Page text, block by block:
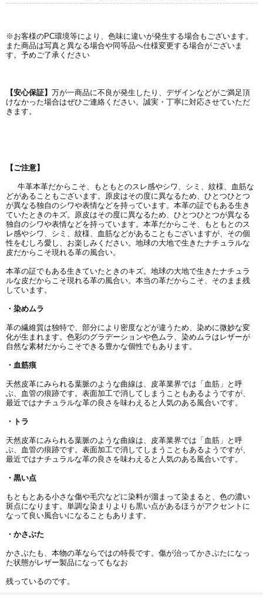
※お客様のPC環境等により、色味に違いが発生する場合もございます。
また商品は写真と異なる場合や同等品へ仕様変更する場合がございま
す。予めご了承ください
【安心保証】 万が一商品に不良が発生したり、デザインなどがご満足頂
けなかった場合はぜひご連絡ください。誠実・丁寧に対応させていただ
きます。
【ご注意】
牛革本革だからこそ、もともとのスレ感やシワ、シミ、紋様、血筋な
どがあることもございます。原皮はその度に異なるため、ひとつひとつ
が異なる独自のシワや表情などを持っています。本革の証でもある生き
ていたときのキズ。原皮はその度に異なるため、ひとつひとつが異なる
独自のシワや表情などを持っています。本革だからこそ、もともとのス
レ感やシワ、シミ、紋様、血筋などがあることもございますが、その個
性をむしろ愛し、お楽しみください。地球の大地で生きたナチュラルな
皮だからこそ現れる革の風合い。
本革の証でもある生きていたときのキズ。地球の大地で生きたナチュラ
ルな皮だからこそ現れる革の風合い。本当の革だからこそ、そのまま残
しています。
・染めムラ
革の繊維質は独特で、部分により密度などが違うため、染めに微妙な変
化が生まれます。色彩のグラデーションや色ムラ、染めムラはレザーが
自然な素材だからこそできる豊かな個性でもあります。
・血筋痕
天然皮革にみられる葉脈のような曲線は、皮革業界では「血筋」と呼
ぶ、血管の痕跡です。表面加工で消してしまうこともあるようですが、
最近ではナチュラルな革の良さを味わえると人気のある風合いです。
・トラ
天然皮革にみられる葉脈のような曲線は、皮革業界では「血筋」と呼
ぶ、血管の痕跡です。表面加工で消してしまうこともあるようですが、
最近ではナチュラルな革の良さを味わえると人気のある風合いです。
・黒い点
もともとある小さな傷や毛穴などに染料が溜まって染まると、色の濃い
斑点になります。単調な染まりよりも黒い点があるほうがアクセントに
なって良い風合いになることもあります。
・かさぶた
かさぶたも、本物の革ならではの特長です。傷が治ってかさぶたになっ
た状態がレザー製品になってもなお
残っているのです。